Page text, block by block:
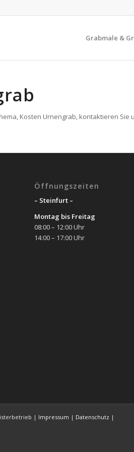
Grabmale &
Kosten Urnengrab, kontaktieren Sie
Öffnungszeiten
– Steinfurt –
Montag bis Freitag
08:00 – 12:00 Uhr
14:00 – 17:00 Uhr
| Impressum | Datenschutz |